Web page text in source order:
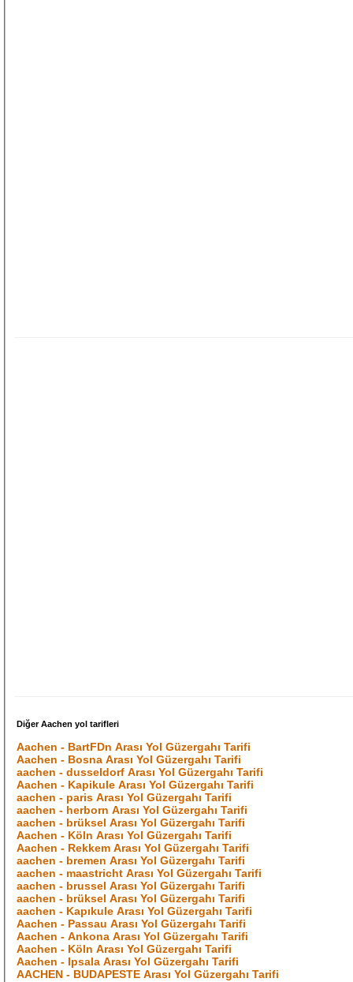
Diğer Aachen yol tarifleri
Aachen - BartFDn Arası Yol Güzergahı Tarifi
Aachen - Bosna Arası Yol Güzergahı Tarifi
aachen - dusseldorf Arası Yol Güzergahı Tarifi
Aachen - Kapikule Arası Yol Güzergahı Tarifi
aachen - paris Arası Yol Güzergahı Tarifi
aachen - herborn Arası Yol Güzergahı Tarifi
aachen - brüksel Arası Yol Güzergahı Tarifi
Aachen - Köln Arası Yol Güzergahı Tarifi
Aachen - Rekkem Arası Yol Güzergahı Tarifi
aachen - bremen Arası Yol Güzergahı Tarifi
aachen - maastricht Arası Yol Güzergahı Tarifi
aachen - brussel Arası Yol Güzergahı Tarifi
aachen - brüksel Arası Yol Güzergahı Tarifi
aachen - Kapıkule Arası Yol Güzergahı Tarifi
Aachen - Passau Arası Yol Güzergahı Tarifi
Aachen - Ankona Arası Yol Güzergahı Tarifi
Aachen - Köln Arası Yol Güzergahı Tarifi
Aachen - Ipsala Arası Yol Güzergahı Tarifi
AACHEN - BUDAPESTE Arası Yol Güzergahı Tarifi